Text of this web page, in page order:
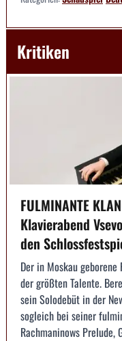
Kritiken
FULMINANTE
Klavierabend
den
Der in Moskau
der größten Talente.
sein Solodebüt in der
sogleich bei seiner
Rachmaninows Prelude,